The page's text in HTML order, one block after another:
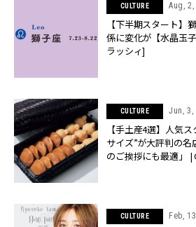
CULTURE Aug,
【下半期スタート】
係に変化が【水晶玉
ラッシィ]
CULTURE Jun, 3,
【手土産4選】人気
サイズ”が大評判の
のご挨拶にも最適」 |
CULTURE Feb,